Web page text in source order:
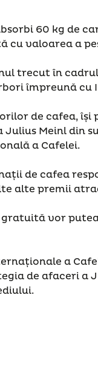
60 kg de
cu valoarea a
trecut în
împreună cu
de cafea,
Meinl din
a Cafelei.
de cafea
alte premii
gratuită vor
a
de afaceri a